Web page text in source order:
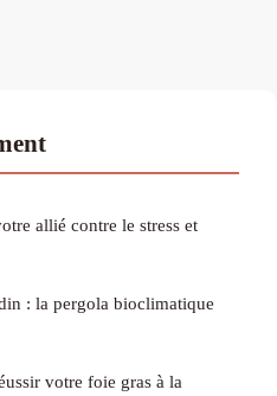
allié contre le stress et
: la pergola bioclimatique
votre foie gras à la